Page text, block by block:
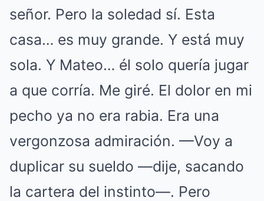
señor. Pero la soledad sí. Esta
casa… es muy grande. Y está muy
sola. Y Mateo… él solo quería jugar
a que corría. Me giré. El dolor en mi
pecho ya no era rabia. Era una
vergonzosa admiración. —Voy a
duplicar su sueldo —dije, sacando
la cartera del instinto—. Pero